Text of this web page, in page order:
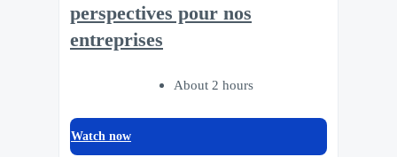
perspectives pour nos
entreprises
About 2 hours
Watch now